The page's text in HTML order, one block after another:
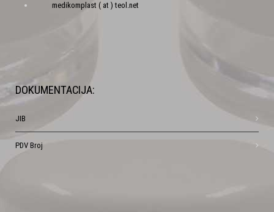
medikomplast ( at ) teol.net
DOKUMENTACIJA:
JIB
PDV Broj